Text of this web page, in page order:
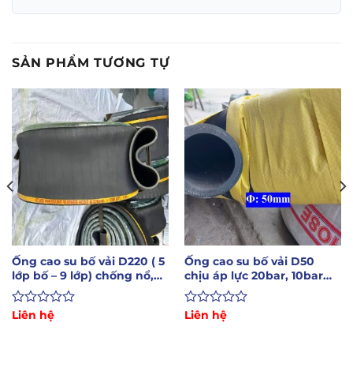
SẢN PHẨM TƯƠNG TỰ
Ống cao su bố vải D220 ( 5
lớp bố – 9 lớp) chống nổ,
xả bùn, cát
Được
Liên hệ
Ống cao su bố vải D50
chịu áp lực 20bar, 10bar
chịu mài mòn cao
Được
Liên hệ